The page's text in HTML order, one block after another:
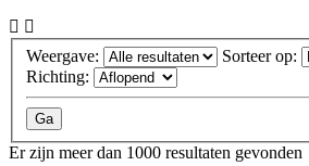
Weergave:
Sorteer op:
Richting:
Er zijn meer dan 1000 resultaten gevonden